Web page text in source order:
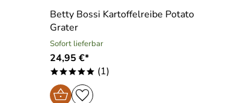
Betty Bossi Kartoffelreibe Potato
Grater
Sofort lieferbar
24,95 €*
***** (1)